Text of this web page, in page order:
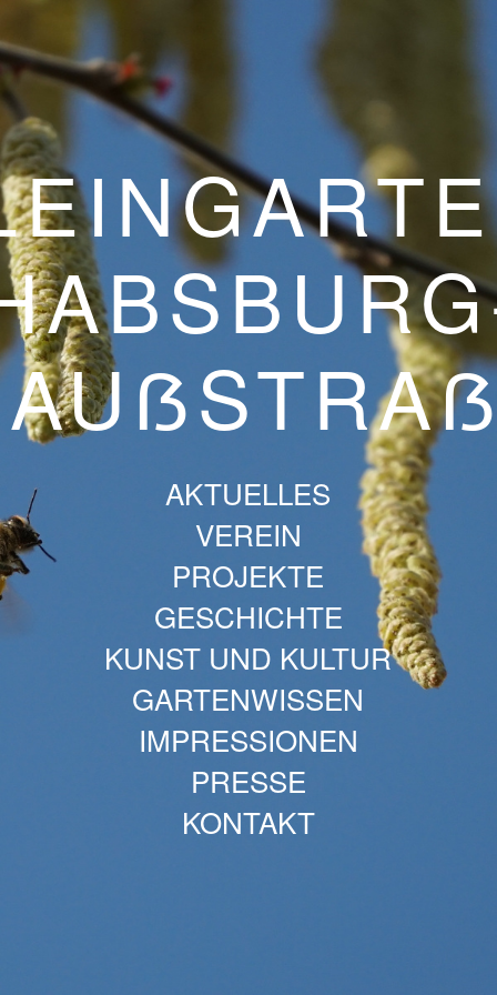
AKTUELLES
VEREIN
PROJEKTE
GESCHICHTE
KUNST UND KULTUR
GARTENWISSEN
IMPRESSIONEN
PRESSE
KONTAKT